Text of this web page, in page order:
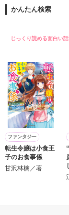
無知を振りかざし
嘘つきな私は
もがいたふりをし
かんたん検索
じっくり読める面白い話
ファンタジー
転生令嬢は小食王
子のお食事係
甘沢林檎／著